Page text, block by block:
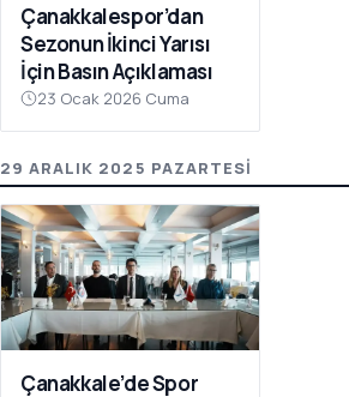
Çanakkalespor’dan
Sezonun İkinci Yarısı
İçin Basın Açıklaması
23 Ocak 2026 Cuma
29 ARALIK 2025 PAZARTESI
Çanakkale’de Spor